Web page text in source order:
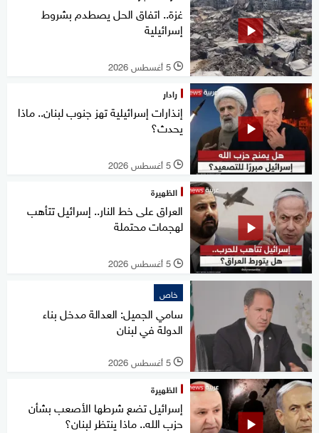
غزة.. اتفاق الحل يصطدم بشروط
إسرائيلية
l 5 أغسطس 2026
رادار
إنذارات إسرائيلية تهز جنوب لبنان.. ماذا
يحدث؟
l 5 أغسطس 2026
الظهيرة
العراق على خط النار.. إسرائيل تتأهب
لهجمات محتملة
l 5 أغسطس 2026
خاص
سامي الجميل: العدالة مدخل بناء
الدولة في لبنان
l 5 أغسطس 2026
الظهيرة
إسرائيل تضع شرطها الأصعب بشأن
حزب الله.. ماذا ينتظر لبنان؟